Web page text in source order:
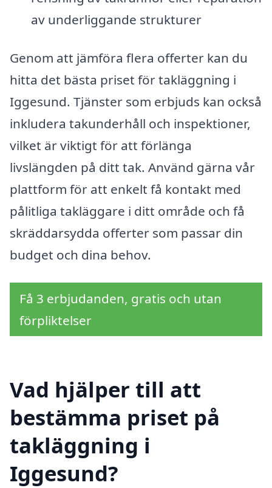
av underliggande strukturer
Genom att jämföra flera offerter kan du
hitta det bästa priset för takläggning i
Iggesund. Tjänster som erbjuds kan också
inkludera takunderhåll och inspektioner,
vilket är viktigt för att förlänga
livslängden på ditt tak. Använd gärna vår
plattform för att enkelt få kontakt med
pålitliga takläggare i ditt område och få
skräddarsydda offerter som passar din
budget och dina behov.
Få 3 erbjudanden, gratis och utan
förpliktelser
Vad hjälper till att
bestämma priset på
takläggning i
Iggesund?